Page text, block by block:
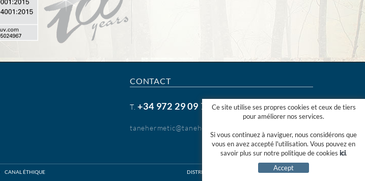
CONTACT
T.+34 972 29 09 77
tanehermetic@tanehermetic.com
CANAL ÉTHIQUE DISTRIBUÉ PAR: MICROLÒGIC SLU
Ce site utilise ses propres cookies et ceux de tiers
pour améliorer nos services.
Si vous continuez à naviguer, nous considérons que
vous en avez accepté l'utilisation. Vous pouvez en
savoir plus sur notre politique de cookies ici.
Accept